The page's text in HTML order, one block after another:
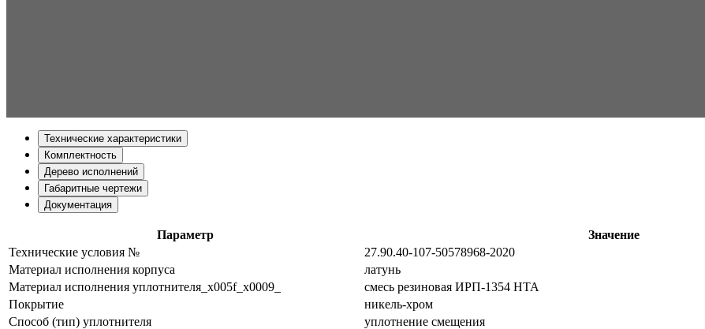
Технические характеристики
Комплектность
Дерево исполнений
Габаритные чертежи
Документация
Параметр
Значение
Технические условия №
27.90.40-107-50578968-2020
Материал исполнения корпуса
латунь
Материал исполнения уплотнителя_x005f_x0009_
смесь резиновая ИРП-1354 НТА
Покрытие
никель-хром
Способ (тип) уплотнителя
уплотнение смещения